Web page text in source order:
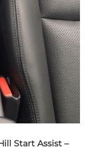
Start Assist –